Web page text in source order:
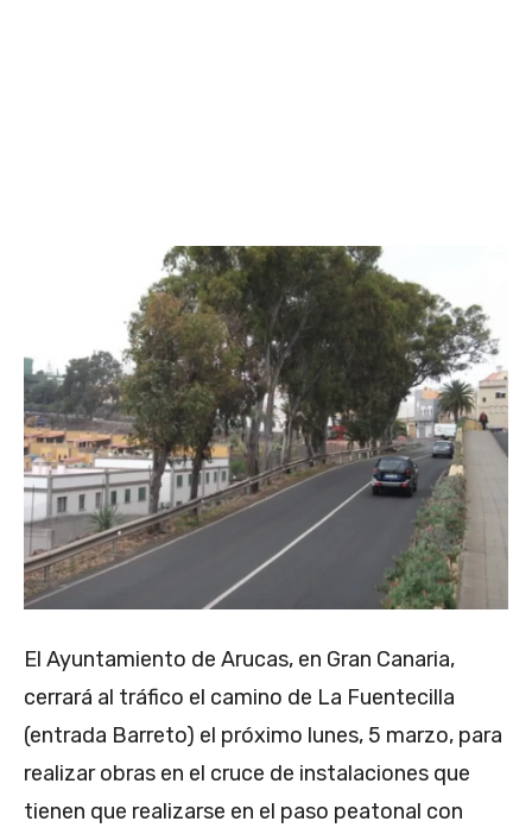
El Ayuntamiento de Arucas, en Gran Canaria,
cerrará al tráfico el camino de La Fuentecilla
(entrada Barreto) el próximo lunes, 5 marzo, para
realizar obras en el cruce de instalaciones que
tienen que realizarse en el paso peatonal con